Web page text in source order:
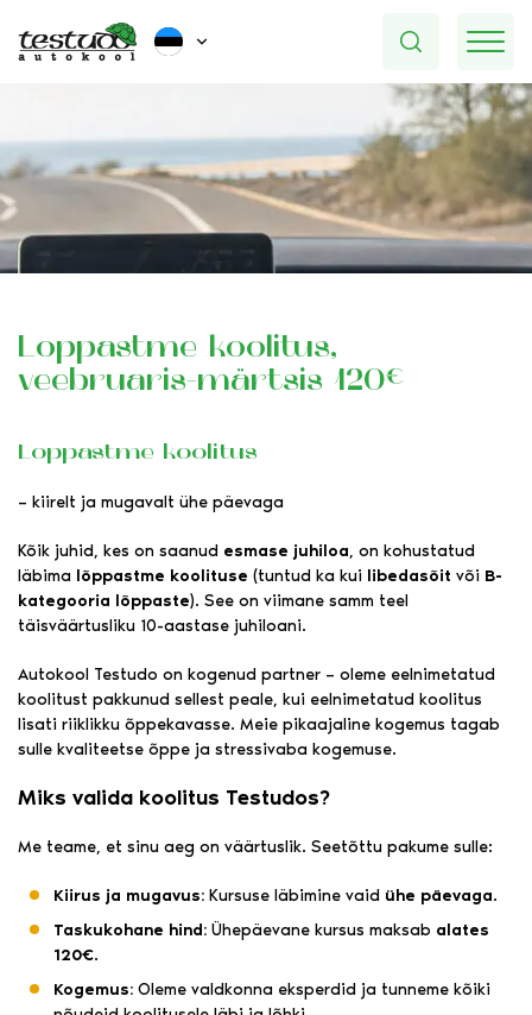
Lõppastme koolitus,
veebruaris-märtsis 120€
Lõppastme koolitus
– kiirelt ja mugavalt ühe päevaga
Kõik juhid, kes on saanud esmase juhiloa, on kohustatud
läbima lõppastme koolituse (tuntud ka kui libedasõit või B-
kategooria lõppaste). See on viimane samm teel
täisväärtusliku 10-aastase juhiloani.
Autokool Testudo on kogenud partner – oleme eelnimetatud
koolitust pakkunud sellest peale, kui eelnimetatud koolitus
lisati riiklikku õppekavasse. Meie pikaajaline kogemus tagab
sulle kvaliteetse õppe ja stressivaba kogemuse.
Miks valida koolitus Testudos?
Me teame, et sinu aeg on väärtuslik. Seetõttu pakume sulle:
Kiirus ja mugavus: Kursuse läbimine vaid ühe päevaga.
Taskukohane hind: Ühepäevane kursus maksab alates
120€.
Kogemus: Oleme valdkonna eksperdid ja tunneme kõiki